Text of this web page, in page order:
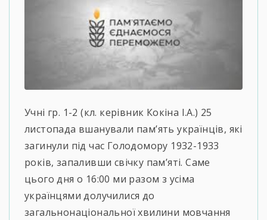
Учні гр. 1-2 (кл. керівник Кокіна І.А.) 25
листопада вшанували пам’ять українців, які
загинули під час Голодомору 1932-1933
років, запаливши свічку пам’яті. Саме
цього дня о 16:00 ми разом з усіма
українцями долучилися до
загальнонаціональної хвилини мовчання